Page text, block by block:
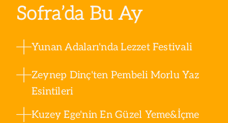
Sofra’da Bu Ay
Yunan Adaları'nda Lezzet Festivali
Zeynep Dinç'ten Pembeli Morlu Yaz
Esintileri
Kuzey Ege'nin En Güzel Yeme&İçme